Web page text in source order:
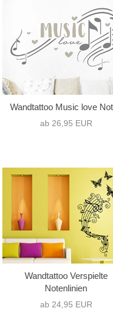
Wandtattoo Music love
ab 26,95 EUR
Wandtattoo Verspielte
Notenlinien
ab 24,95 EUR